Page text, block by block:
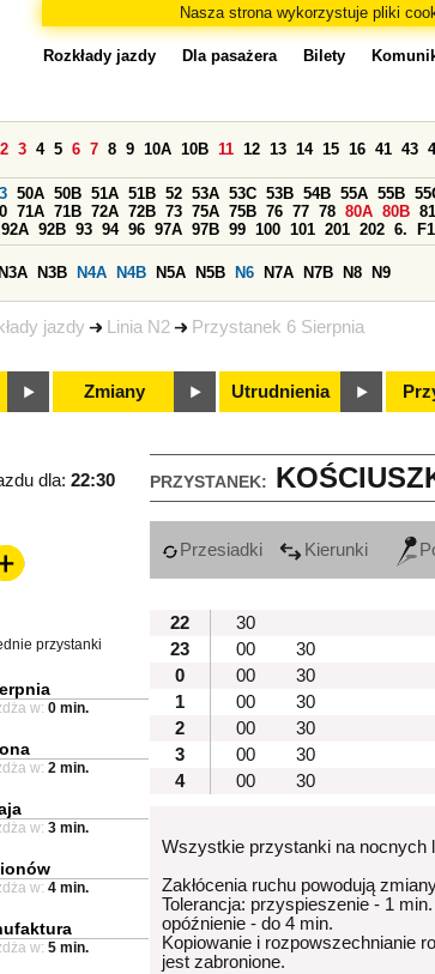
Nasza strona wykorzystuje pliki
jazdy Linia N2 Przystanek 6 Sierpnia
Rozkłady jazdy Dla pasażera Bilety
2 3 4 5 6 7 8 9 10A 10B 11 12 13 14 15 16 41 43
50A 50B 51A 51B 52 53A 53C 53B 54B 55A 55B
71A 71B 72A 72B 73 75A 75B 76 77 78 80A 80B
92A 92B 93 94 96 97A 97B 99 100 101 201 202 6. F1
N3A N3B N4A N4B N5A N5B N6 N7A N7B N8 N9
Zmiany Utrudnienia
PRZYSTANEK:
dla: 22:30
Przesiadki Kierunki
22
30
23
00
30
0
00
30
1
00
30
2
00
30
3
00
30
4
00 30
Wszystkie przystanki na nocnych
Zakłócenia ruchu powodują
Tolerancja: przyspieszenie - 1 min.
opóźnienie - do 4 min.
Kopiowanie i rozpowszechnianie
jest zabronione.
przystanki
w: 0 min.
w: 2 min.
w: 3 min.
w: 4 min.
w: 5 min.